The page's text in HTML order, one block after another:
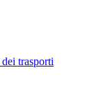
trasporti